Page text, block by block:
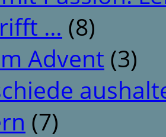
… (8)
Advent (3)
(7)